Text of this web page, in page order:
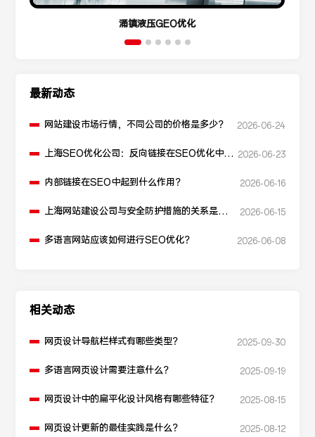
涌镇液压GEO优化
最新动态
网站建设市场行情，不同公司的价格是多少？ 2026-06-24
上海SEO优化公司：反向链接在SEO优化中起 2026-06-23
内部链接在SEO中起到什么作用？ 2026-06-16
上海网站建设公司与安全防护措施的关系是什
2026-06-15
多语言网站应该如何进行SEO优化？ 2026-06-08
相关动态
网页设计导航栏样式有哪些类型？ 2025-09-30
多语言网页设计需要注意什么？ 2025-09-19
网页设计中的扁平化设计风格有哪些特征？ 2025-08-15
网页设计更新的最佳实践是什么？ 2025-08-12